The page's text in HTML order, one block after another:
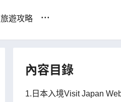
旅遊攻略 ...
內容目錄
1.日本入境Visit Japan